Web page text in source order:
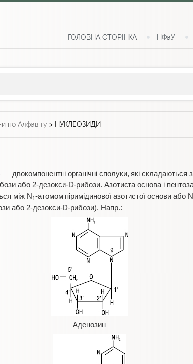
ГОЛОВНА СТОРІНКА НФаУ
по Алфавіту > НУКЛЕОЗИДИ
двокомпонентні органічні сполуки, які складаються
або 2-дезокси-D-рибози. Азотиста основа і
між N 1-атомом піримідинової азотистої основи або N
або 2-дезокси-D-рибози). Напр.:
Аденозин